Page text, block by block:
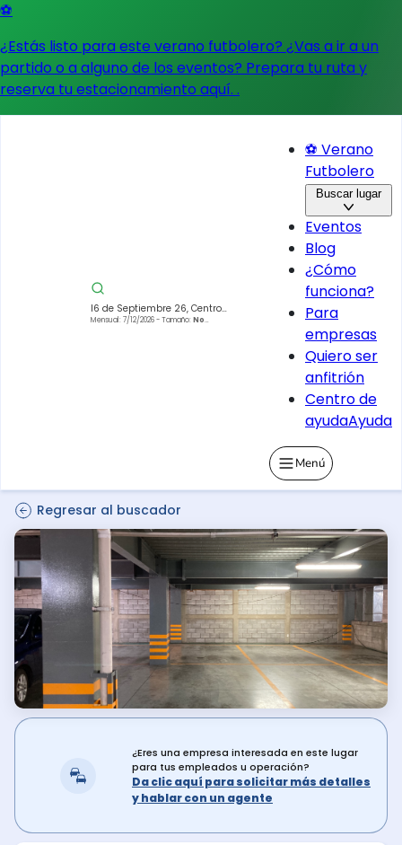
⚽
¿Estás listo para este verano futbolero? ¿Vas a ir a un
partido o a alguno de los eventos? Prepara tu ruta y
reserva tu estacionamiento aquí. .
16 de Septiembre 26, Centro
Histórico de la Cdad. de México,
Mensual: 7/12/2026- Tamaño: No
⚽ Verano
Futbolero
Buscar lugar
Eventos
Blog
¿Cómo
funciona?
Para
empresas
Quiero ser
anfitrión
Centro de
ayudaAyuda
Menú
Regresar al buscador
¿Eres una empresa interesada en este lugar
para tus empleados u operación?
Da clic aquí para solicitar más detalles
y hablar con un agente